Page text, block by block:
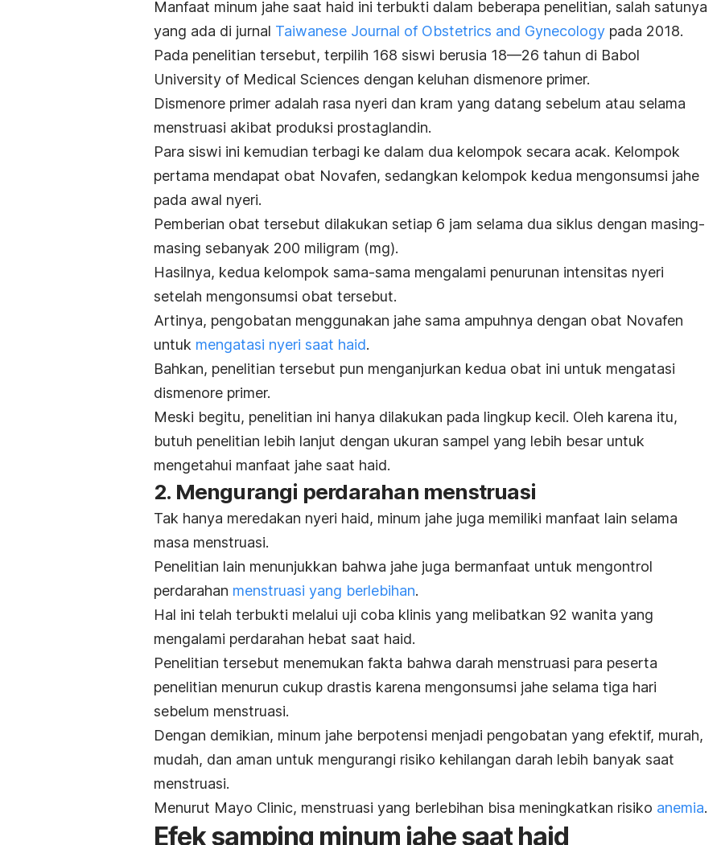
Manfaat minum jahe saat haid ini terbukti dalam beberapa penelitian, salah satunya
yang ada di jurnal Taiwanese Journal of Obstetrics and Gynecology pada 2018.
Pada penelitian tersebut, terpilih 168 siswi berusia 18—26 tahun di Babol
University of Medical Sciences dengan keluhan dismenore primer.
Dismenore primer adalah rasa nyeri dan kram yang datang sebelum atau selama
menstruasi akibat produksi prostaglandin.
Para siswi ini kemudian terbagi ke dalam dua kelompok secara acak. Kelompok
pertama mendapat obat Novafen, sedangkan kelompok kedua mengonsumsi jahe
pada awal nyeri.
Pemberian obat tersebut dilakukan setiap 6 jam selama dua siklus dengan masing-
masing sebanyak 200 miligram (mg).
Hasilnya, kedua kelompok sama-sama mengalami penurunan intensitas nyeri
setelah mengonsumsi obat tersebut.
Artinya, pengobatan menggunakan jahe sama ampuhnya dengan obat Novafen
untuk mengatasi nyeri saat haid.
Bahkan, penelitian tersebut pun menganjurkan kedua obat ini untuk mengatasi
dismenore primer.
Meski begitu, penelitian ini hanya dilakukan pada lingkup kecil. Oleh karena itu,
butuh penelitian lebih lanjut dengan ukuran sampel yang lebih besar untuk
mengetahui manfaat jahe saat haid.
2. Mengurangi perdarahan menstruasi
Tak hanya meredakan nyeri haid, minum jahe juga memiliki manfaat lain selama
masa menstruasi.
Penelitian lain menunjukkan bahwa jahe juga bermanfaat untuk mengontrol
perdarahan menstruasi yang berlebihan.
Hal ini telah terbukti melalui uji coba klinis yang melibatkan 92 wanita yang
mengalami perdarahan hebat saat haid.
Penelitian tersebut menemukan fakta bahwa darah menstruasi para peserta
penelitian menurun cukup drastis karena mengonsumsi jahe selama tiga hari
sebelum menstruasi.
Dengan demikian, minum jahe berpotensi menjadi pengobatan yang efektif, murah,
mudah, dan aman untuk mengurangi risiko kehilangan darah lebih banyak saat
menstruasi.
Menurut Mayo Clinic, menstruasi yang berlebihan bisa meningkatkan risiko anemia.
Efek samping minum jahe saat haid